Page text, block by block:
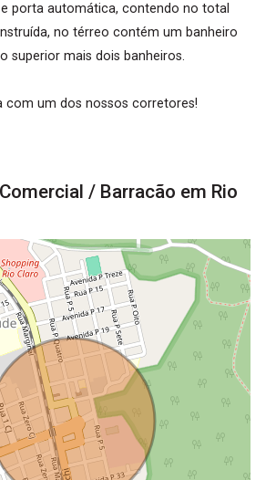
porta automática, contendo no total
no térreo contém um banheiro
superior mais dois banheiros.
com um dos nossos corretores!
/ Barracão em Rio